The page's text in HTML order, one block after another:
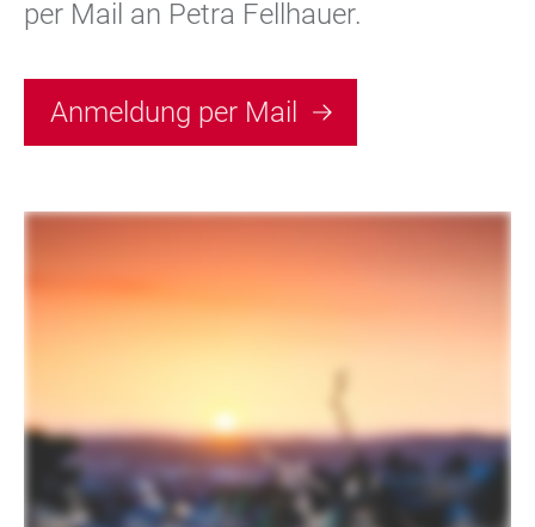
per Mail an Petra Fellhauer.
Anmeldung per Mail